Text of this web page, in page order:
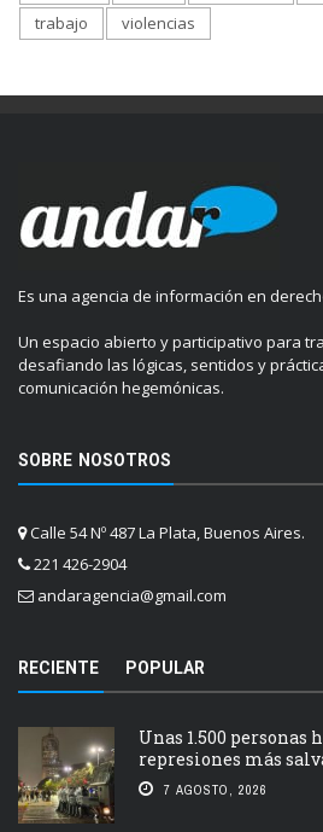
trabajo
violencias
Es una agencia de información en
Un espacio abierto y participativo para
desafiando las lógicas, sentidos y
comunicación hegemónicas.
SOBRE NOSOTROS
Calle 54 Nº 487 La Plata, Buenos Aires.
221 426-2904
andaragencia@gmail.com
RECIENTE POPULAR
Unas 1.500 personas
represiones más
7 AGOSTO, 2026